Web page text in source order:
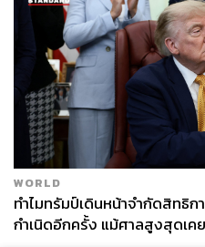
ABOUT
โตมร ศุข
นักเขียนที่
วัฒนธรรม
เขาเคยเ
WORLD
ทำไมทรัมป์เดินหน้าจำกัดสิทธิ
กำเนิดอีกครั้ง แม้ศาลสูงสุดเ